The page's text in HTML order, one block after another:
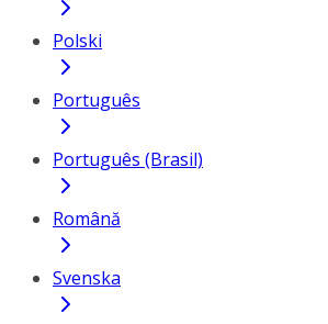
Polski
Português
Português (Brasil)
Română
Svenska